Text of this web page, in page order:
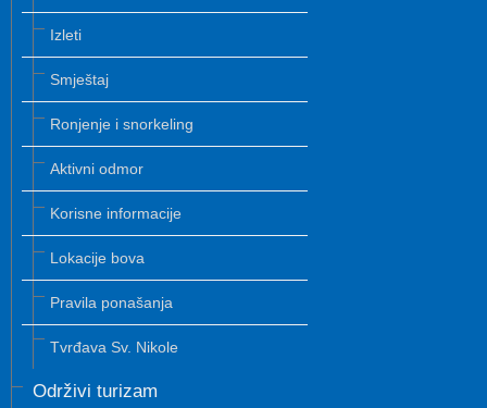
Izleti
Smještaj
Ronjenje i snorkeling
Aktivni odmor
Korisne informacije
Lokacije bova
Pravila ponašanja
Tvrđava Sv. Nikole
Održivi turizam